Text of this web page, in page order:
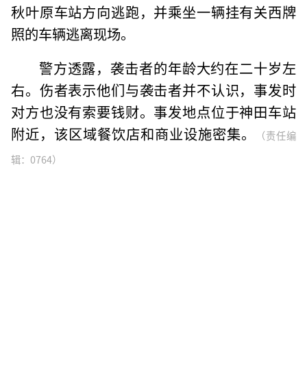
秋叶原车站方向逃跑，并乘坐一辆挂有关西牌
照的车辆逃离现场。
警方透露，袭击者的年龄大约在二十岁左
右。伤者表示他们与袭击者并不认识，事发时
对方也没有索要钱财。事发地点位于神田车站
附近，该区域餐饮店和商业设施密集。
（责任编
辑：0764）